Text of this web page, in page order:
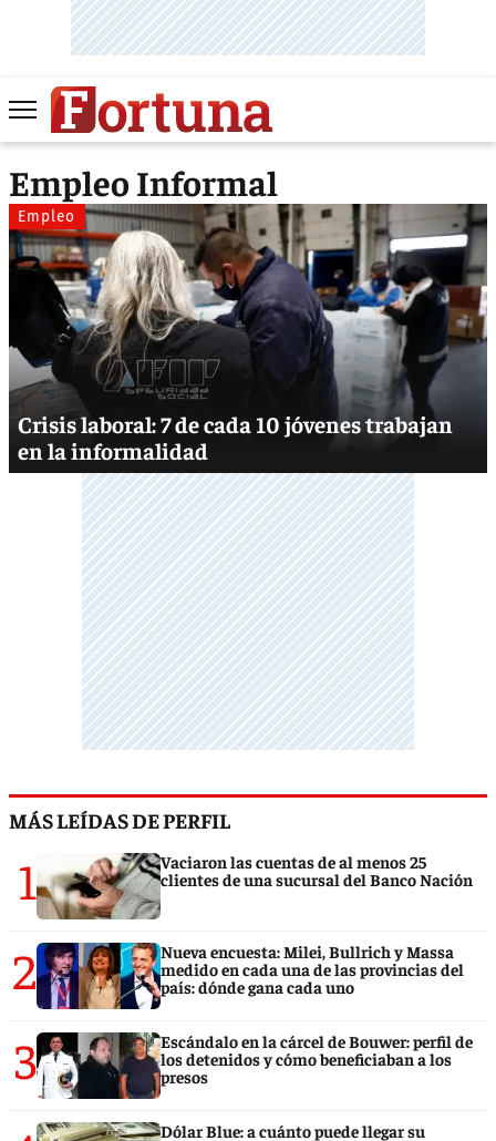
Empleo Informal
Empleo
Crisis laboral: 7 de cada 10 jóvenes trabajan
en la informalidad
MÁS LEÍDAS DE PERFIL
1
Vaciaron las cuentas de al menos 25
clientes de una sucursal del Banco Nación
2
Nueva encuesta: Milei, Bullrich y Massa
medido en cada una de las provincias del
país: dónde gana cada uno
3
Escándalo en la cárcel de Bouwer: perfil de
los detenidos y cómo beneficiaban a los
presos
Dólar Blue: a cuánto puede llegar su